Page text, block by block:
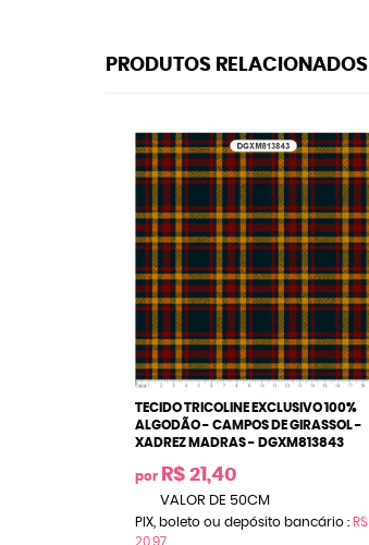
PRODUTOS RELACIONADOS
TECIDO TRICOLINE EXCLUSIVO 100%
ALGODÃO - CAMPOS DE GIRASSOL -
XADREZ MADRAS - DGXM813843
por R$ 21,40
VALOR DE 50CM
PIX, boleto ou depósito bancário : R$
20,97